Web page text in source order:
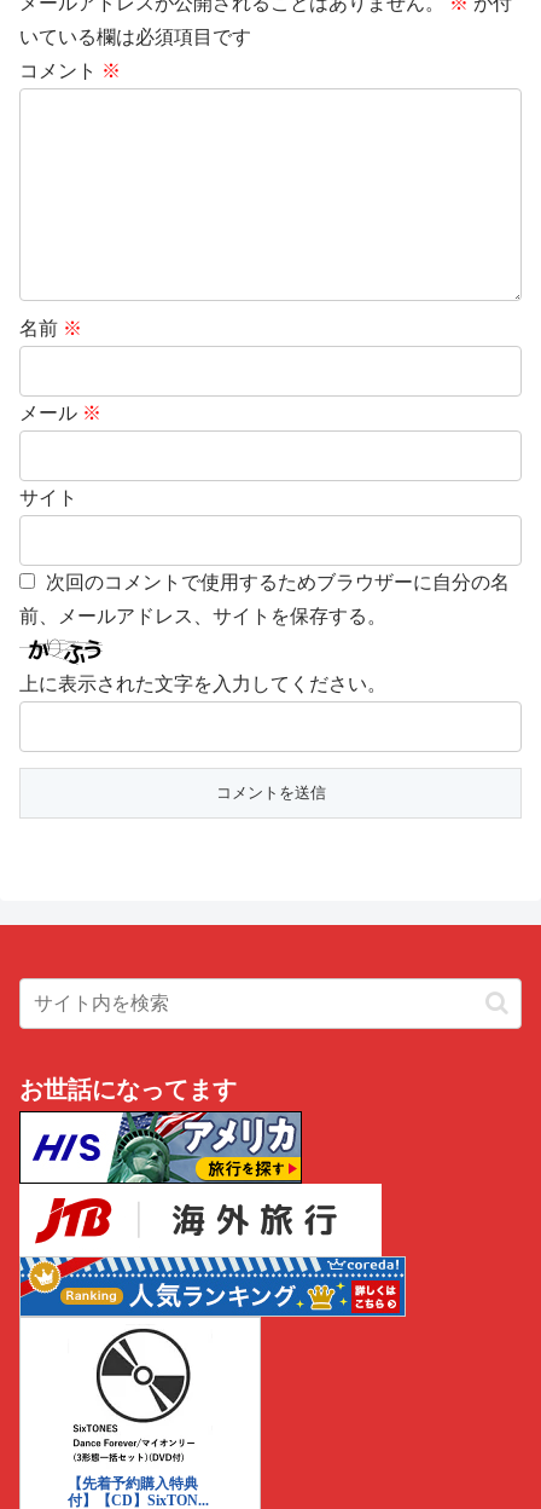
いている欄は必須項目です
コメント ※
名前 ※
メール ※
サイト
次回のコメントで使用するためブラウザーに自分の名
前、メールアドレス、サイトを保存する。
上に表示された文字を入力してください。
お世話になってます